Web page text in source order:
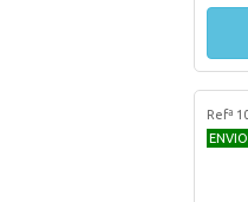
Refª